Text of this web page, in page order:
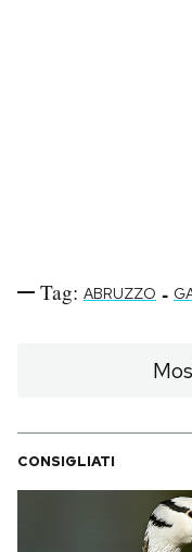
Tag: ABRUZZO -
CONSIGLIATI